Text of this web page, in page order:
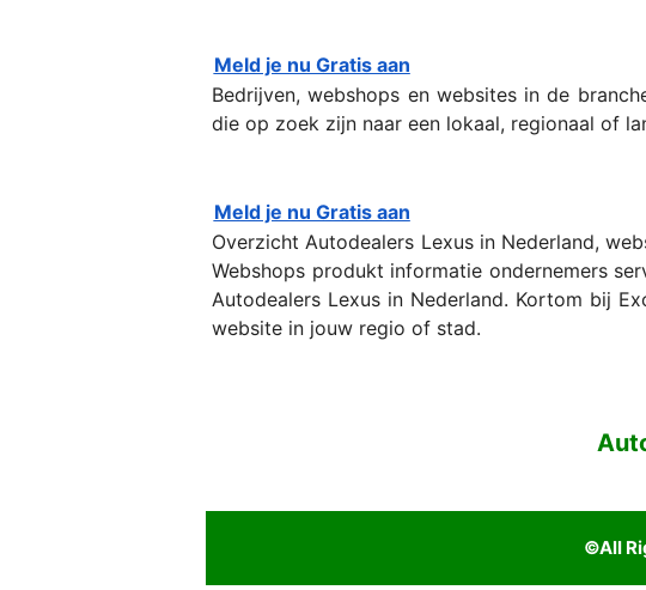
Meld je nu Gratis aan
Bedrijven, webshops en websites in de
die op zoek zijn naar een lokaal, regionaal of
Meld je nu Gratis aan
Overzicht Autodealers Lexus in Nederland,
Webshops produkt informatie ondernemers
Autodealers Lexus in Nederland. Kortom bij
website in jouw regio of stad.
©All